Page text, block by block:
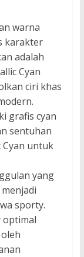
warna
karakter
adalah
Cyan
ciri khas
grafis cyan
sentuhan
untuk
yang
sporty.
optimal